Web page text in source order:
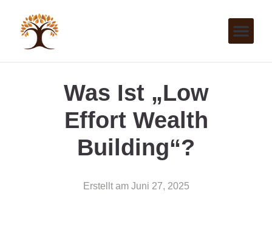
Was Ist „Low
Effort Wealth
Building“?
Erstellt am Juni 27, 2025